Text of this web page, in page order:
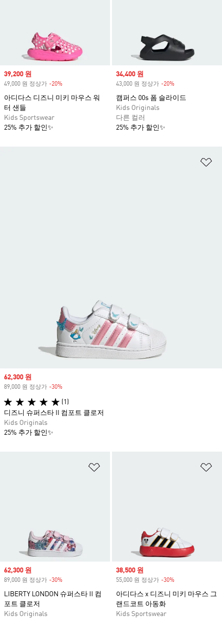
Sale price
39,200 원
49,000 원 정상가 -20%
아디다스 디즈니 미키 마우스 워
터 샌들
Kids Sportswear
25% 추가 할인✨
Sale price
34,400 원
43,000 원 정상가 -20%
캠퍼스 00s 폼 슬라이드
Kids Originals
다른 컬러
25% 추가 할인✨
Sale price
62,300 원
89,000 원 정상가 -30%
LIBERTY LONDON 슈퍼스타 II 컴
포트 클로저
Kids Originals
Sale price
38,500 원
55,000 원 정상가 -30%
아디다스 x 디즈니 미키 마우스 그
랜드코트 아동화
Kids Sportswear
Sale price
62,300 원
89,000 원 정상가 -30%
(1)
디즈니 슈퍼스타 II 컴포트 클로저
Kids Originals
25% 추가 할인✨